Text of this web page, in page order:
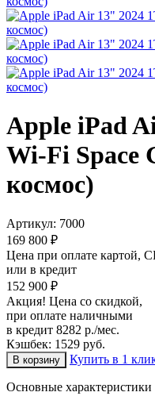
Apple iPad
Wi-Fi Space
космос)
Артикул: 7000
169 800 ₽
Цена при оплате картой,
или в кредит
152 900 ₽
Акция! Цена со скидкой,
при оплате наличными
в кредит 8282 р./мес.
Кэшбек: 1529 руб.
Купить в 1
Основные характеристики